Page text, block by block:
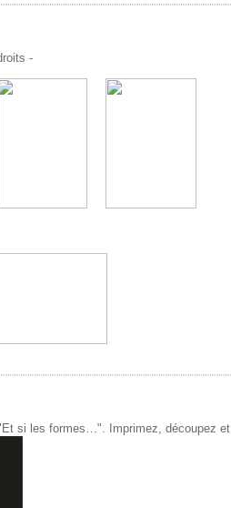
-
si les formes…". Imprimez, découpez et